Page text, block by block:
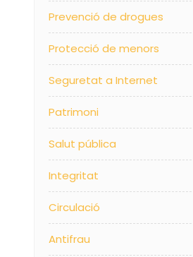
Prevenció de drogues
Protecció de menors
Seguretat a Internet
Patrimoni
Salut pública
Integritat
Circulació
Antifrau